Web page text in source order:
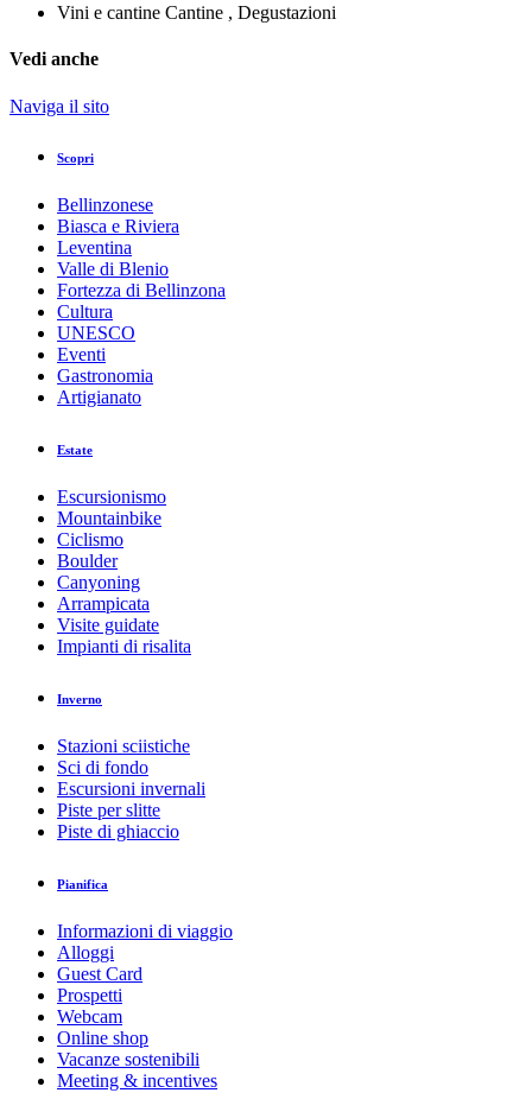
Vini e cantine Cantine , Degustazioni
Vedi anche
Naviga il sito
Scopri
Bellinzonese
Biasca e Riviera
Leventina
Valle di Blenio
Fortezza di Bellinzona
Cultura
UNESCO
Eventi
Gastronomia
Artigianato
Estate
Escursionismo
Mountainbike
Ciclismo
Boulder
Canyoning
Arrampicata
Visite guidate
Impianti di risalita
Inverno
Stazioni sciistiche
Sci di fondo
Escursioni invernali
Piste per slitte
Piste di ghiaccio
Pianifica
Informazioni di viaggio
Alloggi
Guest Card
Prospetti
Webcam
Online shop
Vacanze sostenibili
Meeting & incentives